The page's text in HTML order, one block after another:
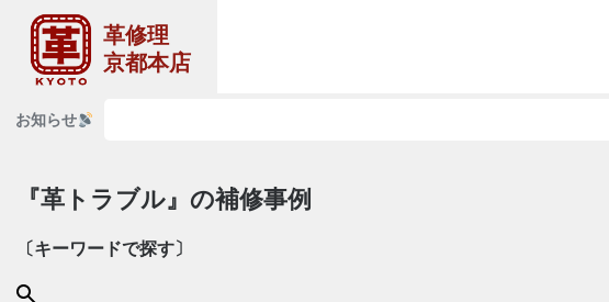
革修理
京都本店
お知らせ
『革トラブル』の補修事例
〔キーワードで探す〕